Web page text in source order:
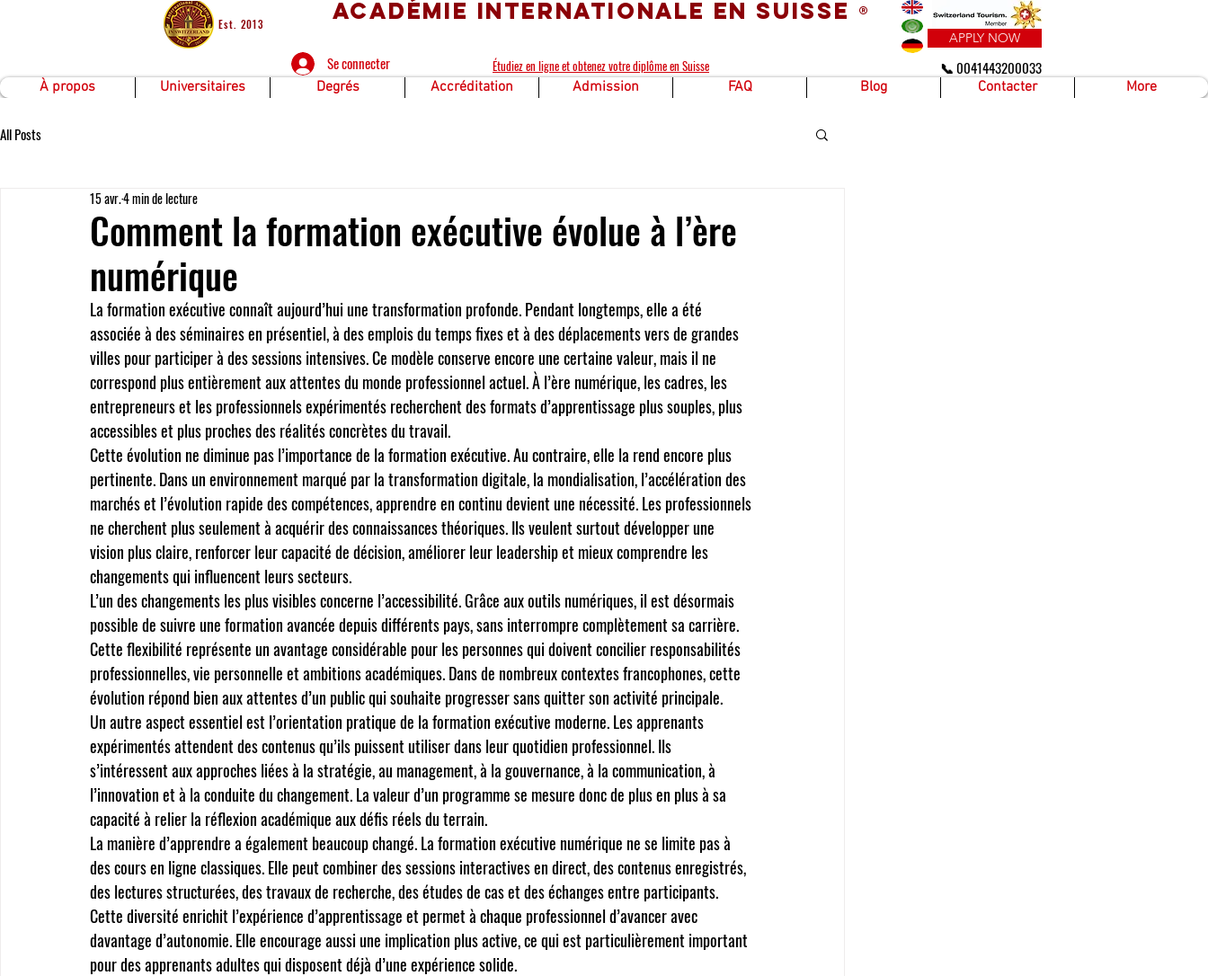
Est. 2013 Académie Internationale en Suisse ®
Se connecter Étudiez en ligne et obtenez votre diplôme en Suisse
APPLY NOW
📞 0041443200033
À propos Universitaires Degrés Accréditation Admission FAQ Blog Contacter More
All Posts
Comment la formation exécutive évolue à l’ère
numérique
15 avr.4 min de lecture
La formation exécutive connaît aujourd’hui une transformation profonde. Pendant longtemps, elle a été
associée à des séminaires en présentiel, à des emplois du temps fixes et à des déplacements vers de grandes
villes pour participer à des sessions intensives. Ce modèle conserve encore une certaine valeur, mais il ne
correspond plus entièrement aux attentes du monde professionnel actuel. À l’ère numérique, les cadres, les
entrepreneurs et les professionnels expérimentés recherchent des formats d’apprentissage plus souples, plus
accessibles et plus proches des réalités concrètes du travail.
Cette évolution ne diminue pas l’importance de la formation exécutive. Au contraire, elle la rend encore plus
pertinente. Dans un environnement marqué par la transformation digitale, la mondialisation, l’accélération des
marchés et l’évolution rapide des compétences, apprendre en continu devient une nécessité. Les professionnels
ne cherchent plus seulement à acquérir des connaissances théoriques. Ils veulent surtout développer une
vision plus claire, renforcer leur capacité de décision, améliorer leur leadership et mieux comprendre les
changements qui influencent leurs secteurs.
L’un des changements les plus visibles concerne l’accessibilité. Grâce aux outils numériques, il est désormais
possible de suivre une formation avancée depuis différents pays, sans interrompre complètement sa carrière.
Cette flexibilité représente un avantage considérable pour les personnes qui doivent concilier responsabilités
professionnelles, vie personnelle et ambitions académiques. Dans de nombreux contextes francophones, cette
évolution répond bien aux attentes d’un public qui souhaite progresser sans quitter son activité principale.
Un autre aspect essentiel est l’orientation pratique de la formation exécutive moderne. Les apprenants
expérimentés attendent des contenus qu’ils puissent utiliser dans leur quotidien professionnel. Ils
s’intéressent aux approches liées à la stratégie, au management, à la gouvernance, à la communication, à
l’innovation et à la conduite du changement. La valeur d’un programme se mesure donc de plus en plus à sa
capacité à relier la réflexion académique aux défis réels du terrain.
La manière d’apprendre a également beaucoup changé. La formation exécutive numérique ne se limite pas à
des cours en ligne classiques. Elle peut combiner des sessions interactives en direct, des contenus enregistrés,
des lectures structurées, des travaux de recherche, des études de cas et des échanges entre participants.
Cette diversité enrichit l’expérience d’apprentissage et permet à chaque professionnel d’avancer avec
davantage d’autonomie. Elle encourage aussi une implication plus active, ce qui est particulièrement important
pour des apprenants adultes qui disposent déjà d’une expérience solide.